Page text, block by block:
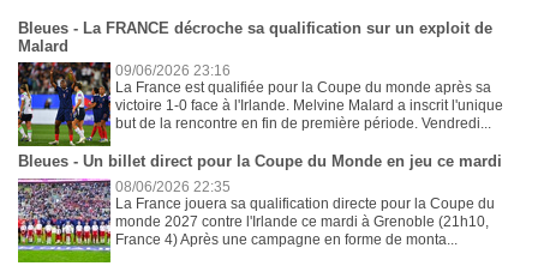
Bleues - La FRANCE décroche sa qualification sur un exploit de
Malard
09/06/2026 23:16
La France est qualifiée pour la Coupe du monde après sa
victoire 1-0 face à l'Irlande. Melvine Malard a inscrit l'unique
but de la rencontre en fin de première période. Vendredi...
Bleues - Un billet direct pour la Coupe du Monde en jeu ce mardi
08/06/2026 22:35
La France jouera sa qualification directe pour la Coupe du
monde 2027 contre l'Irlande ce mardi à Grenoble (21h10,
France 4) Après une campagne en forme de monta...